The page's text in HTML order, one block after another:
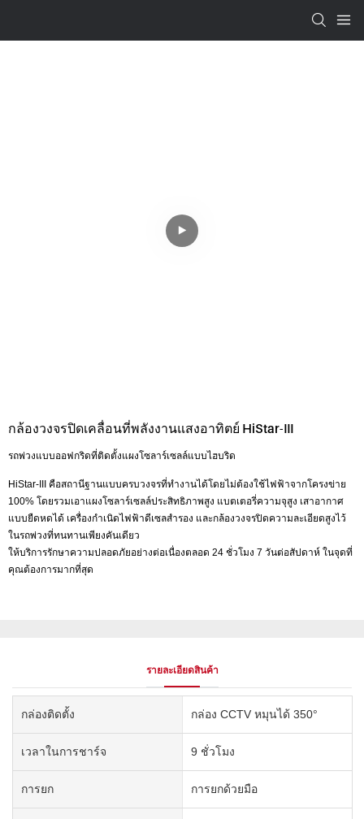
กล้องวงจรปิดเคลื่อนที่พลังงานแสงอาทิตย์ HiStar-III
รถพ่วงแบบออฟกริดที่ติดตั้งแผงโซลาร์เซลล์แบบไฮบริด
HiStar-III คือสถานีฐานแบบครบวงจรที่ทำงานได้โดยไม่ต้องใช้ไฟฟ้าจากโครงข่าย
100% โดยรวมเอาแผงโซลาร์เซลล์ประสิทธิภาพสูง แบตเตอรี่ความจุสูง เสาอากาศ
แบบยืดหดได้ เครื่องกำเนิดไฟฟ้าดีเซลสำรอง และกล้องวงจรปิดความละเอียดสูงไว้
ในรถพ่วงที่ทนทานเพียงคันเดียว
ให้บริการรักษาความปลอดภัยอย่างต่อเนื่องตลอด 24 ชั่วโมง 7 วันต่อสัปดาห์ ในจุดที่
คุณต้องการมากที่สุด
รายละเอียดสินค้า
กล่องติดตั้ง กล่อง CCTV หมุนได้ 350°
เวลาในการชาร์จ 9 ชั่วโมง
การยก การยกด้วยมือ